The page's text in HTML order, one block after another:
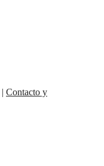
| Contacto y